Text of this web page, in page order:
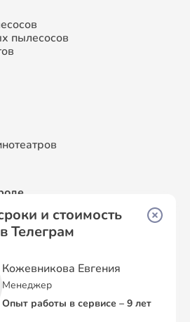
печей
пылесосов
машин
Петербург
Новгород
и стоимость
Телеграм
Кожевникова Евгения
Менеджер
Опыт работы в сервисе – 9 лет